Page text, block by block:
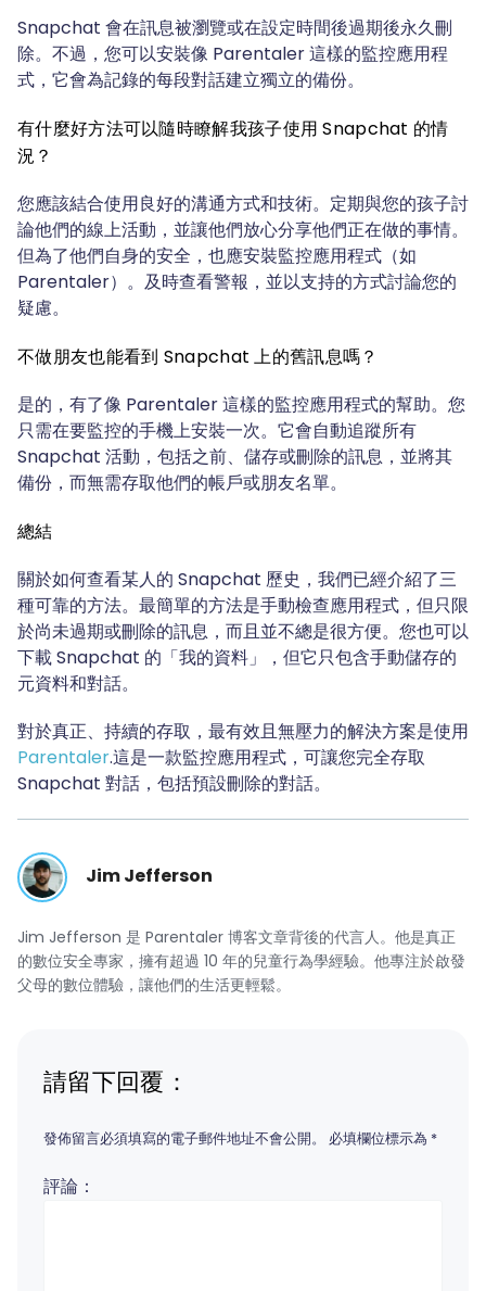
Snapchat 會在訊息被瀏覽或在設定時間後過期後永久刪
除。不過，您可以安裝像 Parentaler 這樣的監控應用程
式，它會為記錄的每段對話建立獨立的備份。
有什麼好方法可以隨時瞭解我孩子使用 Snapchat 的情
況？
您應該結合使用良好的溝通方式和技術。定期與您的孩子討
論他們的線上活動，並讓他們放心分享他們正在做的事情。
但為了他們自身的安全，也應安裝監控應用程式（如
Parentaler）。及時查看警報，並以支持的方式討論您的
疑慮。
不做朋友也能看到 Snapchat 上的舊訊息嗎？
是的，有了像 Parentaler 這樣的監控應用程式的幫助。您
只需在要監控的手機上安裝一次。它會自動追蹤所有
Snapchat 活動，包括之前、儲存或刪除的訊息，並將其
備份，而無需存取他們的帳戶或朋友名單。
總結
關於如何查看某人的 Snapchat 歷史，我們已經介紹了三
種可靠的方法。最簡單的方法是手動檢查應用程式，但只限
於尚未過期或刪除的訊息，而且並不總是很方便。您也可以
下載 Snapchat 的「我的資料」，但它只包含手動儲存的
元資料和對話。
對於真正、持續的存取，最有效且無壓力的解決方案是使用
Parentaler.這是一款監控應用程式，可讓您完全存取
Snapchat 對話，包括預設刪除的對話。
Jim Jefferson
Jim Jefferson 是 Parentaler 博客文章背後的代言人。他是真正
的數位安全專家，擁有超過 10 年的兒童行為學經驗。他專注於啟發
父母的數位體驗，讓他們的生活更輕鬆。
請留下回覆：
發佈留言必須填寫的電子郵件地址不會公開。 必填欄位標示為 *
評論：